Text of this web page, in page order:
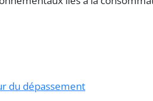
du dépassement